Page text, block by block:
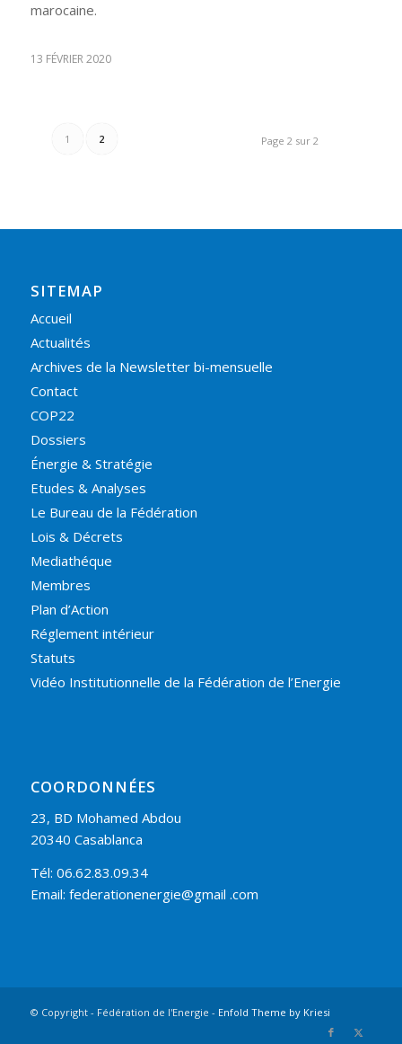
marocaine.
13 FÉVRIER 2020
Page 2 sur 2
1 2
SITEMAP
Accueil
Actualités
Archives de la Newsletter bi-mensuelle
Contact
COP22
Dossiers
Énergie & Stratégie
Etudes & Analyses
Le Bureau de la Fédération
Lois & Décrets
Mediathéque
Membres
Plan d’Action
Réglement intérieur
Statuts
Vidéo Institutionnelle de la Fédération de l’Energie
COORDONNÉES
23, BD Mohamed Abdou
20340 Casablanca
Tél: 06.62.83.09.34
Email: federationenergie@gmail .com
© Copyright - Fédération de l'Energie - Enfold Theme by Kriesi